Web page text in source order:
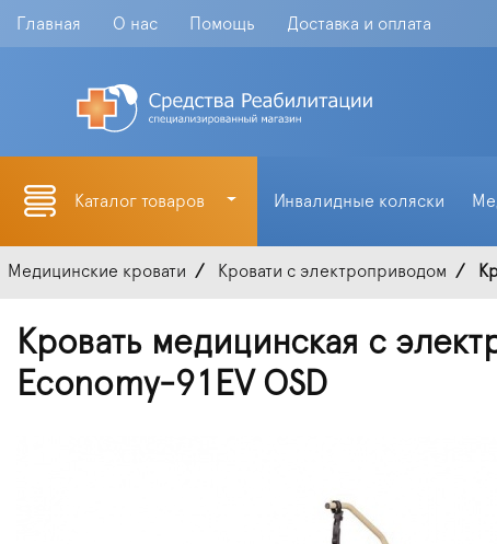
Главная О нас Помощь Доставка и оплата
Каталог товаров Инвалидные коляски
Медицинские кровати Кровати с электроприводом
Кровать медицинская с
Economy-91EV OSD